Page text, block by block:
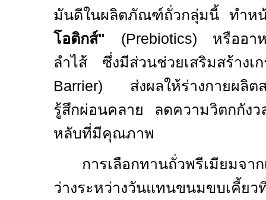
มันดีในผลิตภัณฑ์ถั่วกลุ่มนี้ ทำห
โอติกส์" (Prebiotics) หรืออา
ลำไส้ ซึ่งมีส่วนช่วยเสริมสร้างเ
Barrier) ส่งผลให้ร่างกายผลิ
รู้สึกผ่อนคลาย ลดความวิตกกังว
หลับที่มีคุณภาพ
การเลือกทานถั่วพรีเมียมจา
ว่างระหว่างวันแทนขนมขบเคี้ย